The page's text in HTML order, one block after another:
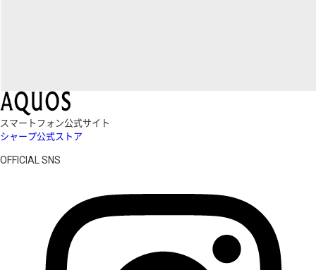
スマートフォン公式サイト
シャープ公式ストア
OFFICIAL SNS